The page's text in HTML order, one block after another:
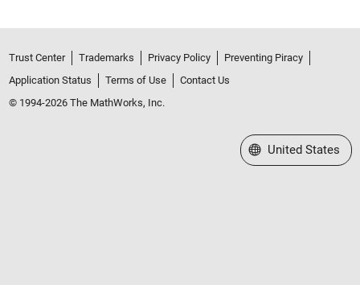
Trust Center Trademarks Privacy Policy
Preventing Piracy
Application Status
Terms of Use
Contact Us
© 1994-2026 The MathWorks, Inc.
Select a Web Site
United States